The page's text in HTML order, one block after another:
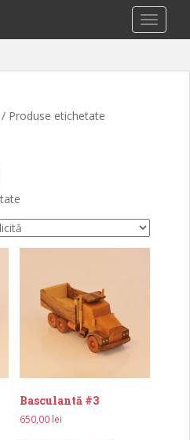
/ Produse etichetate
Basculantă #3
650,00 lei